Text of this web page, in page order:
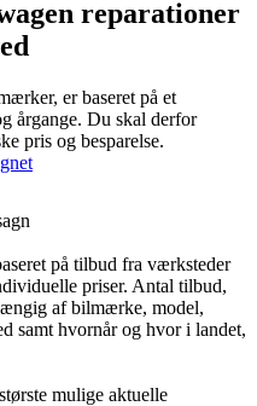
reparationer
er baseret på et
årgange. Du skal derfor
pris og besparelse.
på tilbud fra værksteder
priser. Antal tilbud,
af bilmærke, model,
samt hvornår og hvor i landet,
mulige aktuelle